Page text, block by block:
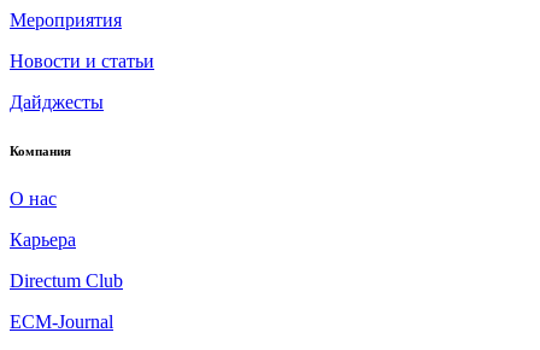
Мероприятия
Новости и статьи
Дайджесты
Компания
О нас
Карьера
Directum Club
ECM-Journal